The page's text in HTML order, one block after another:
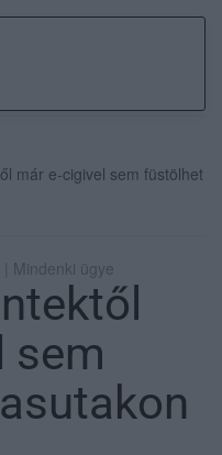
már e-cigivel sem füstölhet
Mindenki ügye
sem